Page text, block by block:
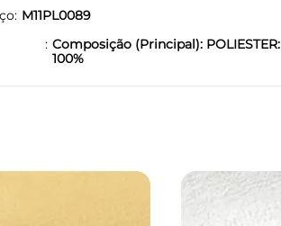
M11PL0089
Composição (Principal): POLIESTER:
100%